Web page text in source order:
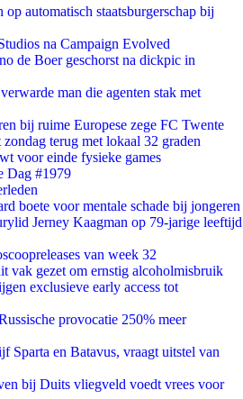
automatisch staatsburgerschap bij
na Campaign Evolved
de Boer geschorst na dickpic in
man die agenten stak met
bij ruime Europese zege FC Twente
terug met lokaal 32 graden
voor einde fysieke games
Dag #1979
boete voor mentale schade bij jongeren
Jerney Kaagman op 79-jarige leeftijd
van week 32
vak gezet om ernstig alcoholmisbruik
exclusieve early access tot
provocatie 250% meer
Sparta en Batavus, vraagt uitstel van
bij Duits vliegveld voedt vrees voor